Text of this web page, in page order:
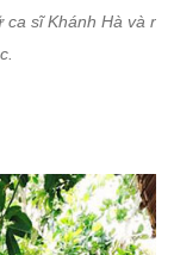
sĩ Khánh Hà và